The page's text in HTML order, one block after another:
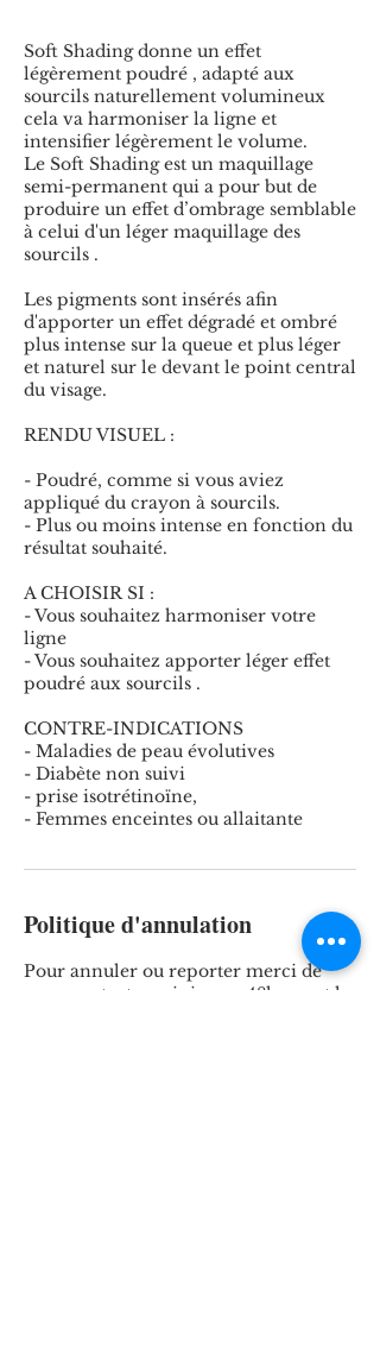
Soft Shading donne un effet
légèrement poudré , adapté aux
sourcils naturellement volumineux
cela va harmoniser la ligne et
intensifier légèrement le volume.
Le Soft Shading est un maquillage
semi-permanent qui a pour but de
produire un effet d’ombrage semblable
à celui d'un léger maquillage des
sourcils .
Les pigments sont insérés afin
d'apporter un effet dégradé et ombré
plus intense sur la queue et plus léger
et naturel sur le devant le point central
du visage.
RENDU VISUEL :
- Poudré, comme si vous aviez
appliqué du crayon à sourcils.
- Plus ou moins intense en fonction du
résultat souhaité.
A CHOISIR SI :
- Vous souhaitez harmoniser votre
ligne
- Vous souhaitez apporter léger effet
poudré aux sourcils .
​CONTRE-INDICATIONS
- Maladies de peau évolutives
- Diabète non suivi
- prise isotrétinoïne,
- Femmes enceintes ou allaitante
Politique d'annulation
Pour annuler ou reporter merci de
nous contacter minimum 48h avant le